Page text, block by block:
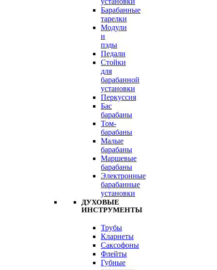
Барабанные
тарелки
Модули
и
пэды
Педали
Стойки
для
барабанной
установки
Перкуссия
Бас
барабаны
Том-
барабаны
Малые
барабаны
Маршевые
барабаны
Электронные
барабанные
установки
ДУХОВЫЕ
ИНСТРУМЕНТЫ
Трубы
Кларнеты
Саксофоны
Флейты
Губные